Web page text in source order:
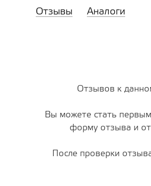
Отзывы Аналоги
Отзывов к
Вы можете стать
форму отзыва и
После проверки